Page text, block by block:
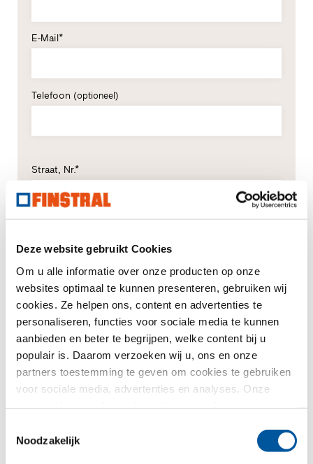
Deze website gebruikt Cookies
Om u alle informatie over onze producten op onze
websites optimaal te kunnen presenteren, gebruiken wij
cookies. Ze helpen ons, content en advertenties te
personaliseren, functies voor sociale media te kunnen
aanbieden en beter te begrijpen, welke content bij u
populair is. Daarom verzoeken wij u, ons en onze
partners toestemming te geven om cookies te gebruiken
voor sociale media, advertenties en analyses. Onze
kader van uw gebruik van de diensten hebben
Noodzakelijk
E-Mail*
Telefoon (optioneel)
Straat, Nr.*
Land*
Kiezen
Selectie CAD-data voor vleugelvarianten